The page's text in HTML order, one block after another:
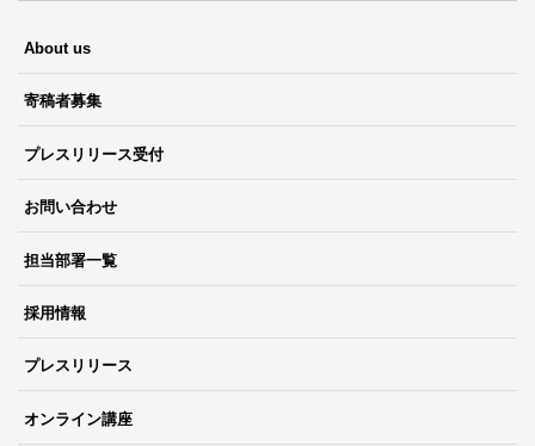
About us
寄稿者募集
プレスリリース受付
お問い合わせ
担当部署一覧
採用情報
プレスリリース
オンライン講座